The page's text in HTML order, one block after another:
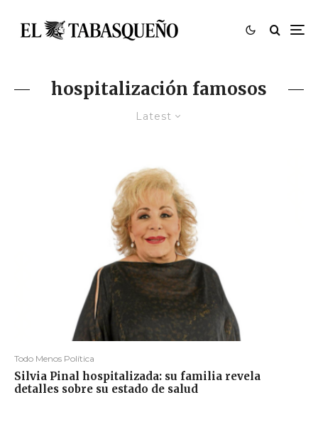
hospitalización famosos
Latest
Todo Menos Política
Silvia Pinal hospitalizada: su familia revela
detalles sobre su estado de salud